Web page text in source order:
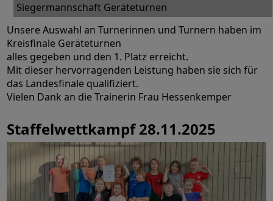
Siegermannschaft Geräteturnen
Unsere Auswahl an Turnerinnen und Turnern haben im
Kreisfinale Geräteturnen
alles gegeben und den 1. Platz erreicht.
Mit dieser hervorragenden Leistung haben sie sich für
das Landesfinale qualifiziert.
Vielen Dank an die Trainerin Frau Hessenkemper
Staffelwettkampf 28.11.2025